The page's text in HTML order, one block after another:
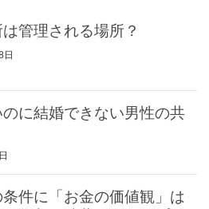
管理される場所？
日
に結婚できない男性の共
件に「お金の価値観」は